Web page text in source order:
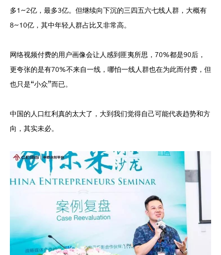
多1~2亿，最多3亿。但继续向下沉的三四五六七线人群，大概有
8~10亿，其中年轻人群占比又非常高。
网络视频付费的用户画像会让人感到匪夷所思，70%都是90后，
更夸张的是有70%不来自一线，哪怕一线人群也在为此而付费，但
也只是“小众”而已。
中国的人口红利真的太大了，大到我们觉得自己可能代表趋势和方
向，其实未必。